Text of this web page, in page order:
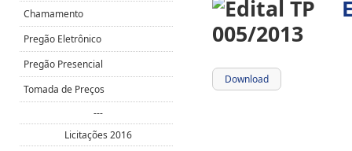
Download
Chamamento
Pregão Eletrônico
Pregão Presencial
Tomada de Preços
---
Licitações 2016